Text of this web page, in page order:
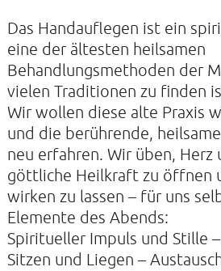
FILM ZUR KIRCHE DER STILLE
FÖRDERVEREIN
VERMIETUNG
NEWSLETTER
ARCHIV
IMPRESSUM
DATENSCHUTZERKLÄRUNG
Das Handauflegen ist ein
eine der ältesten heilsamen
Behandlungsmethoden der
vielen Traditionen zu finden
Wir wollen diese alte Praxis
und die berührende,
neu erfahren. Wir üben, Herz
göttliche Heilkraft zu öffnen
wirken zu lassen – für uns
Elemente des Abends:
Spiritueller Impuls und Stille
Sitzen und Liegen –